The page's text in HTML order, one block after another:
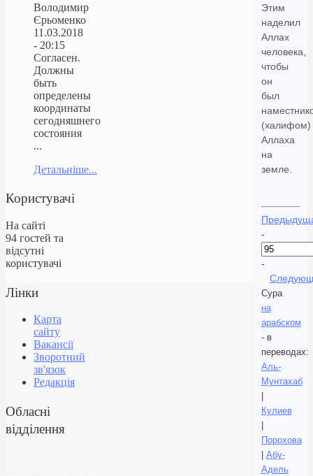
Этим
наделил
Аллах
человека,
чтобы
он
был
(халифом)
Аллаха
на
земле.
-
-
Сура
на
арабском
- в
переводах:
Аль-
Мунтахаб
|
Кулиев
|
Порохова
| Абу-
Адель
Володимир
Єрьоменко
11.03.2018
- 20:15
Согласен.
Должны
быть
определены
координаты
сегодняшнего
состояния
...
Детальніше...
Користувачі
На сайті
94 гостей та
відсутні
користувачі
Лінки
Карта
сайту
Вакансії
Зворотний
зв'язок
Редакція
Обласні
відділення